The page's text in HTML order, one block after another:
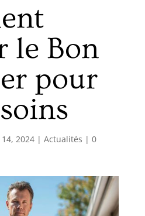
le Bon
pour
2024| Actualités | 0